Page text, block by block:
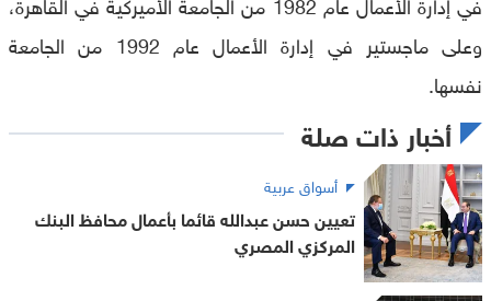
وعلى ماجستير في إدارة الأعمال عام 1992 من الجامعة
نفسها.
أخبار ذات صلة
أسواق عربية
تعيين حسن عبدالله قائما بأعمال محافظ البنك
المركزي المصري